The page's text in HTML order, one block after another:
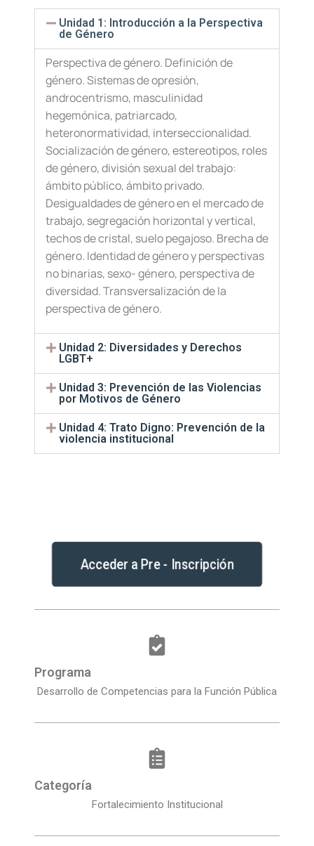
Unidad 1: Introducción a la Perspectiva
de Género
Perspectiva de género. Definición de
género. Sistemas de opresión,
androcentrismo, masculinidad
hegemónica, patriarcado,
heteronormatividad, interseccionalidad.
Socialización de género, estereotipos, roles
de género, división sexual del trabajo:
ámbito público, ámbito privado.
Desigualdades de género en el mercado de
trabajo, segregación horizontal y vertical,
techos de cristal, suelo pegajoso. Brecha de
género. Identidad de género y perspectivas
no binarias, sexo- género, perspectiva de
diversidad. Transversalización de la
perspectiva de género.
Unidad 2: Diversidades y Derechos
LGBT+
Unidad 3: Prevención de las Violencias
por Motivos de Género
Unidad 4: Trato Digno: Prevención de la
violencia institucional
Acceder a Pre - Inscripción
Programa
Desarrollo de Competencias para la Función Pública
Categoría
Fortalecimiento Institucional